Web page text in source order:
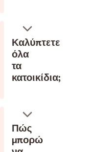
Καλύπτετε
όλα
τα
κατοικίδια;
Πώς
μπορώ